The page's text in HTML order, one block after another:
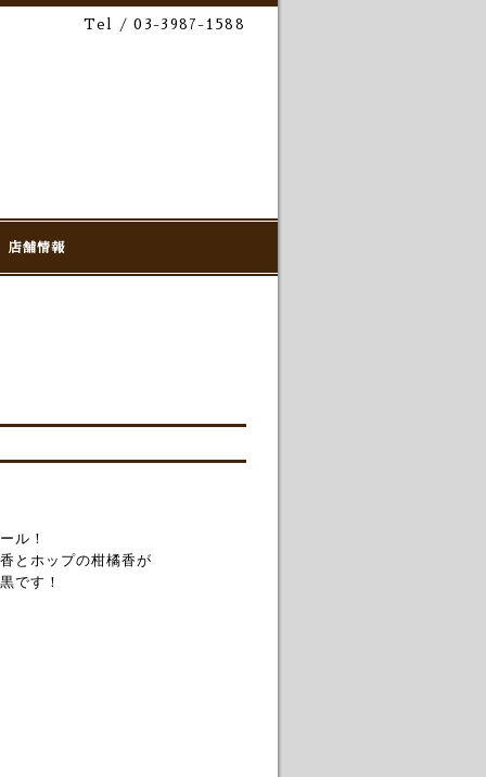
Tel / 03-3987-1588
店舗情報
ル！
とホップの柑橘香が
です！